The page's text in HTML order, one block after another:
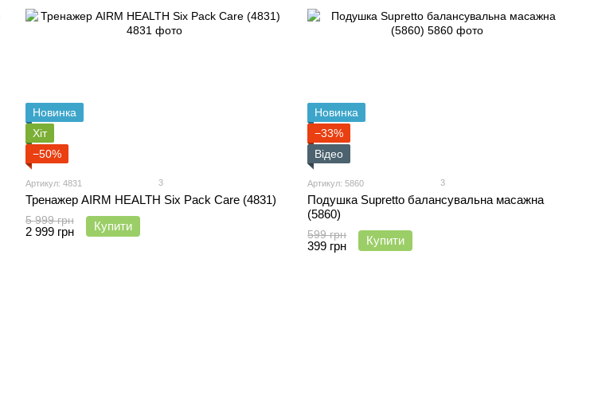
Новинка
Хіт
−50%
Артикул: 4831 3
Тренажер AIRM HEALTH Six Pack Care (4831)
5 999 грн
2 999 грн Купити
Новинка
−33%
Відео
Артикул: 5860 3
Подушка Supretto балансувальна масажна
(5860)
599 грн
399 грн Купити